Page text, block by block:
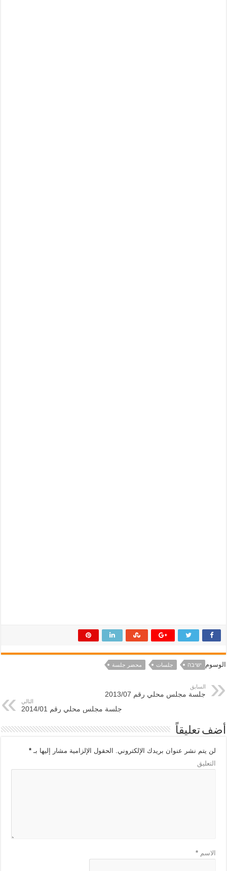
الوسوم ישיבה جلسات محضر جلسة
السابق
جلسة مجلس محلي رقم 2013/07
التالي
جلسة مجلس محلي رقم 2014/01
أضف تعليقاً
لن يتم نشر عنوان بريدك الإلكتروني. الحقول الإلزامية مشار إليها بـ*
التعليق
الاسم*